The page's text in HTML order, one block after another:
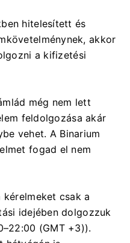
hitelesített és
akkor
a kifizetési
még nem lett
feldolgozása akár
vehet. A Binarium
fogad el nem
csak a
idejében dolgozzuk
(GMT +3)).